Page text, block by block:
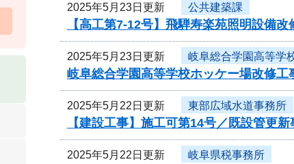
2025年5月23日更新 公共建築課
【高工第7-12号】飛騨寿楽苑照明設備改
2025年5月23日更新 岐阜総合学園高等学
岐阜総合学園高等学校ホッケー場改修
2025年5月22日更新 東部広域水道事務所
【建設工事】施工可第14号／既設管更
2025年5月22日更新 岐阜県税事務所